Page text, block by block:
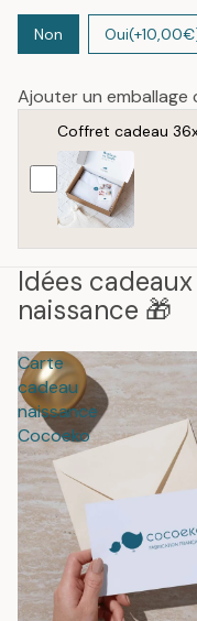
Non Oui
Ajouter un emballage
Coffret cadeau
Idées
naissance 🎁
Carte
cadeau
naissance
Cocoeko